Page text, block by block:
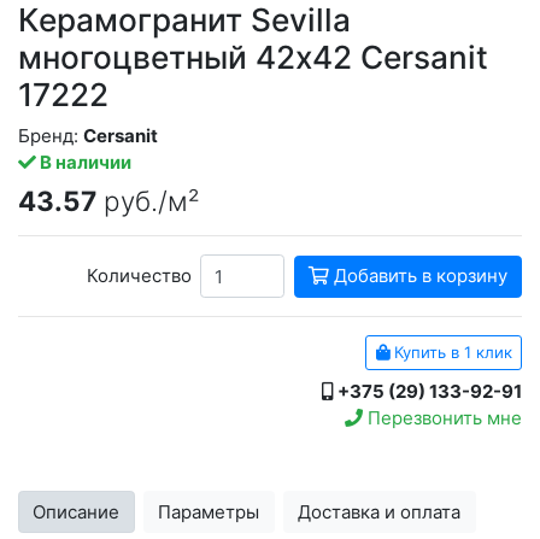
Керамогранит Sevilla
многоцветный 42x42 Cersanit
17222
В наличии
Бренд: Cersanit
43.57 руб./м²
Количество Добавить в корзину
Купить в 1 клик
+375 (29) 133-92-91
Перезвонить мне
Описание Параметры Доставка и оплата